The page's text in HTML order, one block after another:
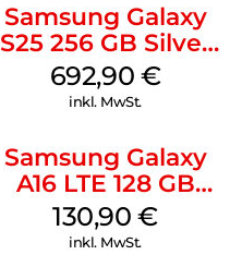
Samsung Galaxy
S25 256 GB Silver
Shadow
692,90 €
inkl. MwSt.
Samsung Galaxy
A16 LTE 128 GB
Black
130,90€
inkl. MwSt.